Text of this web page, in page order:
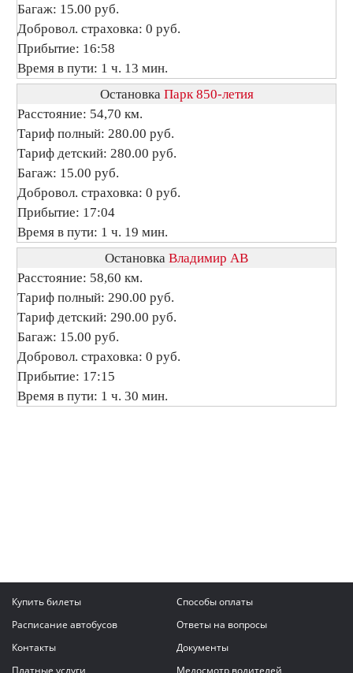
Багаж: 15.00 руб.
Добровол. страховка: 0 руб.
Прибытие: 16:58
Время в пути: 1 ч. 13 мин.
Остановка Парк 850-летия
Расстояние: 54,70 км.
Тариф полный: 280.00 руб.
Тариф детский: 280.00 руб.
Багаж: 15.00 руб.
Добровол. страховка: 0 руб.
Прибытие: 17:04
Время в пути: 1 ч. 19 мин.
Остановка Владимир АВ
Расстояние: 58,60 км.
Тариф полный: 290.00 руб.
Тариф детский: 290.00 руб.
Багаж: 15.00 руб.
Добровол. страховка: 0 руб.
Прибытие: 17:15
Время в пути: 1 ч. 30 мин.
Купить билеты
Способы оплаты
Расписание автобусов
Ответы на вопросы
Контакты
Документы
Платные услуги
Медосмотр водителей